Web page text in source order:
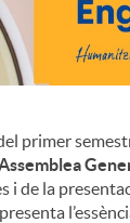
primer
Assemblea
i de la